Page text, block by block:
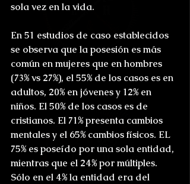
sola vez en la vida.
En 51 estudios de caso establecidos
se observa que la posesión es más
común en mujeres que en hombres
(73% vs 27%), el 55% de los casos es en
adultos, 20% en jóvenes y 12% en
niños. El 50% de los casos es de
cristianos. El 71% presenta cambios
mentales y el 65% cambios físicos. EL
75% es poseído por una sola entidad,
mientras que el 24% por múltiples.
Sólo en el 4% la entidad era del